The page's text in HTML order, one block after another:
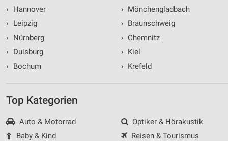
›
Hannover
›
Leipzig
›
Nürnberg
›
Duisburg
›
Bochum
› Mönchengladbach
› Braunschweig
› Chemnitz
› Kiel
› Krefeld
Top Kategorien
Auto & Motorrad
Baby & Kind
Optiker & Hörakustik
Reisen & Tourismus